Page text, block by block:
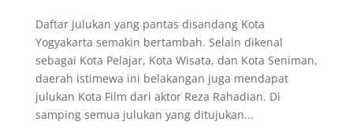
Daftar julukan yang pantas disandang Kota
Yogyakarta semakin bertambah. Selain dikenal
sebagai Kota Pelajar, Kota Wisata, dan Kota Seniman,
daerah istimewa ini belakangan juga mendapat
julukan Kota Film dari aktor Reza Rahadian. Di
samping semua julukan yang ditujukan...